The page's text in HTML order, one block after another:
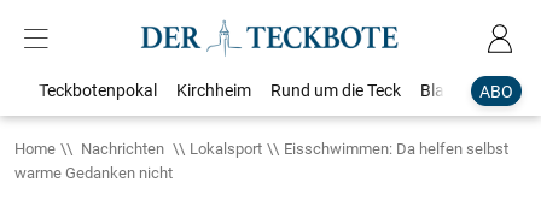
ABO
Teckbotenpokal Kirchheim Rund um die Teck Blaulicht
Home Nachrichten Lokalsport
Eisschwimmen: Da helfen selbst
warme Gedanken nicht